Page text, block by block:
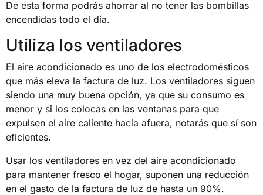
De esta forma podrás ahorrar al no tener las bombillas
encendidas todo el día.
Utiliza los ventiladores
El aire acondicionado es uno de los electrodomésticos
que más eleva la factura de luz. Los ventiladores siguen
siendo una muy buena opción, ya que su consumo es
menor y si los colocas en las ventanas para que
expulsen el aire caliente hacia afuera, notarás que sí son
eficientes.
Usar los ventiladores en vez del aire acondicionado
para mantener fresco el hogar, suponen una reducción
en el gasto de la factura de luz de hasta un 90%.